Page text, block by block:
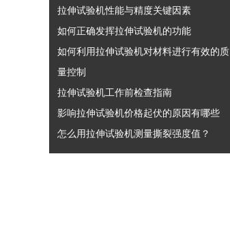
拉伸试验机性能与精度关键因素
如何正确发挥拉伸试验机的功能
如何利用拉伸试验机对材料进行有效的质
量控制
拉伸试验机工作前检查指南
影响拉伸试验机价格起伏的原因有哪些
怎么用拉伸试验机测量撕裂强度值？